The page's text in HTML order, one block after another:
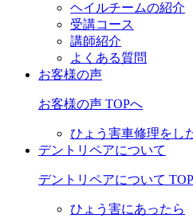
ヘイルチームの紹介
受講コース
講師紹介
よくある質問
お客様の声
お客様の声 TOPへ
ひょう害車修理をし
デントリペアについて
デントリペアについて
ひょう害にあったら